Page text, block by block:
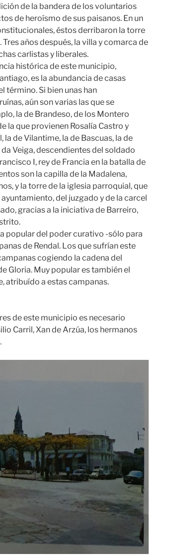
de la bandera de los voluntarios
de heroísmo de sus paisanos. En un
éstos derribaron la torre
años después, la villa y comarca de
carlistas y liberales.
histórica de este municipio,
es la abundancia de casas
término. Si bien unas han
aún son varias las que se
la de Brandeso, de los Montero
la que provienen Rosalía Castro y
la de Vilantime, la de Bascuas, la de
Veiga, descendientes del soldado
I, rey de Francia en la batalla de
son la capilla de la Madalena,
y la torre de la iglesia parroquial, que
del juzgado y de la carcel
gracias a la iniciativa de Barreiro,
popular del poder curativo -sólo para
de Rendal. Los que sufrían este
cogiendo la cadena del
Gloria. Muy popular es también el
atribuído a estas campanas.
de este municipio es necesario
Carril, Xan de Arzúa, los hermanos